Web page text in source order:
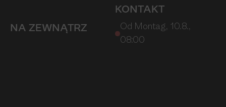
NA ZEWNĄTRZ
KONTAKT
Od Montag, 10.8.,
08:00